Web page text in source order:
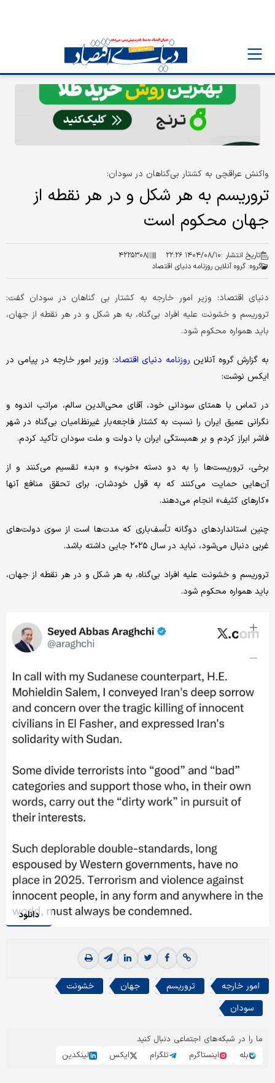
واکنش عراقچی به کشتار بی‌گناهان در سودان:
تروریسم به هر شکل و در هر نقطه از
جهان محکوم است
تاریخ انتشار :۱۴۰۴/۰۸/۱۰ ۲۲:۲۶
۴۲۲۵۳۰۸
گروه: گروه آنلاین روزنامه دنیای اقتصاد
دنیای اقتصاد: وزیر امور خارجه به کشتار بی گناهان در سودان گفت:
تروریسم و خشونت علیه افراد بی‌گناه، به هر شکل و در هر نقطه از جهان،
باید همواره محکوم شود.
به گزارش گروه آنلاین روزنامه دنیای اقتصاد؛ وزیر امور خارجه در پیامی در
ایکس نوشت:
در تماس با همتای سودانی خود، آقای محی‌الدین سالم، مراتب اندوه و
نگرانی عمیق ایران را نسبت به کشتار فاجعه‌بار غیرنظامیان بی‌گناه در شهر
فاشر ابراز کردم و بر همبستگی ایران با دولت و ملت سودان تأکید کردم.
برخی، تروریست‌ها را به دو دسته «خوب» و «بد» تقسیم می‌کنند و از
آن‌هایی حمایت می‌کنند که به قول خودشان، برای تحقق منافع آنها
«کارهای کثیف» انجام می‌دهند.
چنین استانداردهای دوگانه تأسف‌باری که مدت‌ها است از سوی دولت‌های
غربی دنبال می‌شود، نباید در سال ۲۰۲۵ جایی داشته باشد.
تروریسم و خشونت علیه افراد بی‌گناه، به هر شکل و در هر نقطه از جهان،
باید همواره محکوم شود.
دانلود
امور خارجه تروریسم جهان
خشونت
سودان
ما را در شبکه‌های اجتماعی دنبال کنید
بله
اینستاگرم تلگرام ایکس لینکدین